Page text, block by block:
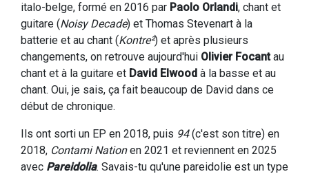
italo-belge, formé en 2016 par Paolo Orlandi, chant et
guitare (Noisy Decade) et Thomas Stevenart à la
batterie et au chant (Kontre²) et après plusieurs
changements, on retrouve aujourd'hui Olivier Focantau
chant et à la guitare et David Elwood à la basse et au
chant. Oui, je sais, ça fait beaucoup de David dans ce
début de chronique.
Ils ont sorti un EP en 2018, puis 94(c'est son titre) en
2018, Contami Nationen 2021 et reviennent en 2025
avec Pareidolia. Savais-tu qu'une pareidolie est un type